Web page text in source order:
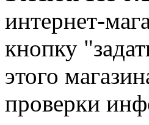
интернет-
кнопку
этого
проверки